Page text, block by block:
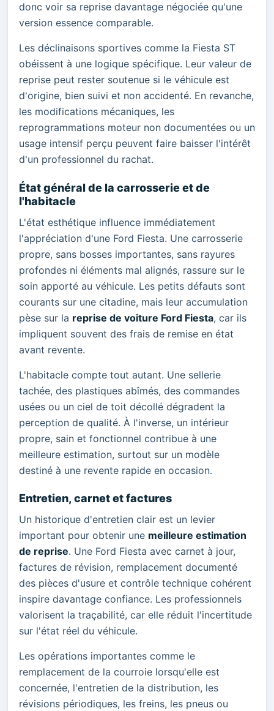
donc voir sa reprise davantage négociée qu'une
version essence comparable.
Les déclinaisons sportives comme la Fiesta ST
obéissent à une logique spécifique. Leur valeur de
reprise peut rester soutenue si le véhicule est
d'origine, bien suivi et non accidenté. En revanche,
les modifications mécaniques, les
reprogrammations moteur non documentées ou un
usage intensif perçu peuvent faire baisser l'intérêt
d'un professionnel du rachat.
État général de la carrosserie et de
l'habitacle
L'état esthétique influence immédiatement
l'appréciation d'une Ford Fiesta. Une carrosserie
propre, sans bosses importantes, sans rayures
profondes ni éléments mal alignés, rassure sur le
soin apporté au véhicule. Les petits défauts sont
courants sur une citadine, mais leur accumulation
pèse sur la reprise de voiture Ford Fiesta, car ils
impliquent souvent des frais de remise en état
avant revente.
L'habitacle compte tout autant. Une sellerie
tachée, des plastiques abîmés, des commandes
usées ou un ciel de toit décollé dégradent la
perception de qualité. À l'inverse, un intérieur
propre, sain et fonctionnel contribue à une
meilleure estimation, surtout sur un modèle
destiné à une revente rapide en occasion.
Entretien, carnet et factures
Un historique d'entretien clair est un levier
important pour obtenir une meilleure estimation
de reprise. Une Ford Fiesta avec carnet à jour,
factures de révision, remplacement documenté
des pièces d'usure et contrôle technique cohérent
inspire davantage confiance. Les professionnels
valorisent la traçabilité, car elle réduit l'incertitude
sur l'état réel du véhicule.
Les opérations importantes comme le
remplacement de la courroie lorsqu'elle est
concernée, l'entretien de la distribution, les
révisions périodiques, les freins, les pneus ou